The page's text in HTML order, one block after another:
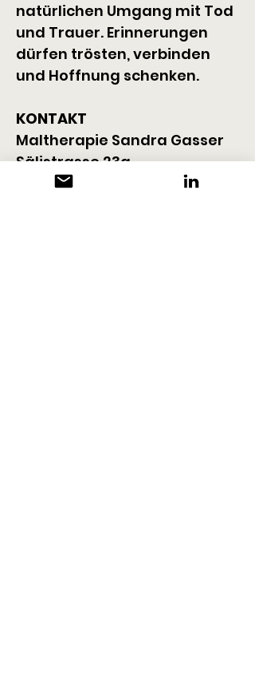
natürlichen Umgang mit Tod
und Trauer. Erinnerungen
dürfen trösten, verbinden
und Hoffnung schenken.
KONTAKT
Maltherapie Sandra Gasser
Sälistrasse 23a
6005 Luzern